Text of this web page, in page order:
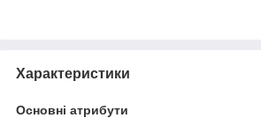
Характеристики
Основні атрибути